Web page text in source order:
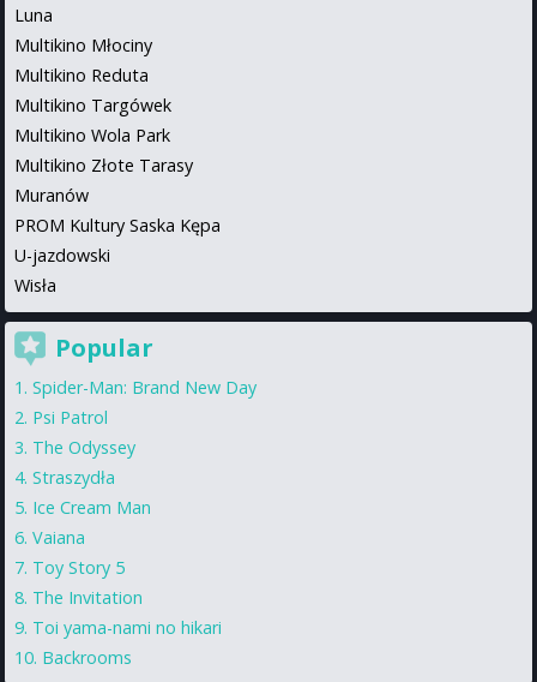
Luna
Multikino Młociny
Multikino Reduta
Multikino Targówek
Multikino Wola Park
Multikino Złote Tarasy
Muranów
PROM Kultury Saska Kępa
U-jazdowski
Wisła
Popular
Spider-Man: Brand New Day
Psi Patrol
The Odyssey
Straszydła
Ice Cream Man
Vaiana
Toy Story 5
The Invitation
Toi yama-nami no hikari
Backrooms